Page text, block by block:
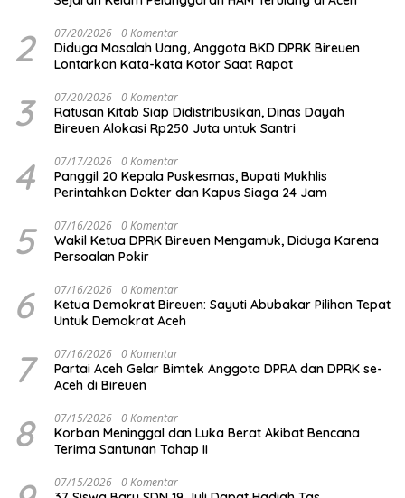
2 07/20/2026 0 Komentar
Diduga Masalah Uang, Anggota BKD DPRK Bireuen
Lontarkan Kata-kata Kotor Saat Rapat
3 07/20/2026 0 Komentar
Ratusan Kitab Siap Didistribusikan, Dinas Dayah
Bireuen Alokasi Rp250 Juta untuk Santri
4 07/17/2026 0 Komentar
Panggil 20 Kepala Puskesmas, Bupati Mukhlis
Perintahkan Dokter dan Kapus Siaga 24 Jam
5 07/16/2026 0 Komentar
Wakil Ketua DPRK Bireuen Mengamuk, Diduga Karena
Persoalan Pokir
6 07/16/2026 0 Komentar
Ketua Demokrat Bireuen: Sayuti Abubakar Pilihan Tepat
Untuk Demokrat Aceh
7 07/16/2026 0 Komentar
Partai Aceh Gelar Bimtek Anggota DPRA dan DPRK se-
Aceh di Bireuen
8 07/15/2026 0 Komentar
Korban Meninggal dan Luka Berat Akibat Bencana
Terima Santunan Tahap II
07/15/2026 0 Komentar